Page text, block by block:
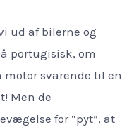
ud af bilerne og
portugisisk, om
svarende til en
Men de
for “pyt”, at